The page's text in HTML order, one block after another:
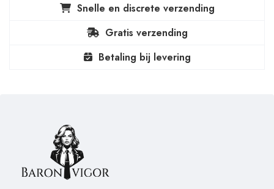
Gratis verzending
Betaling bij levering